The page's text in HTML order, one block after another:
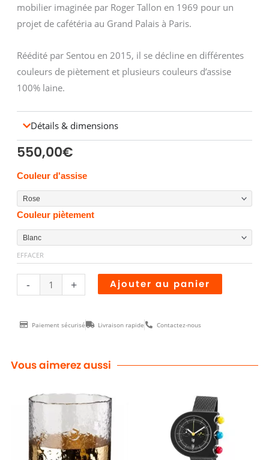
mobilier imaginée par Roger Tallon en 1969 pour un
projet de cafétéria au Grand Palais à Paris.
Réédité par Sentou en 2015, il se décline en différentes
couleurs de piètement et plusieurs couleurs d’assise
100% laine.
Détails & dimensions
550,00€
Couleur d'assise
Couleur piètement
EFFACER
-
quantité
de
Tabouret
Cryptogamme
+ Ajouter au panier
Paiement sécurisé Livraison rapide Contactez-nous
Vous aimerez aussi